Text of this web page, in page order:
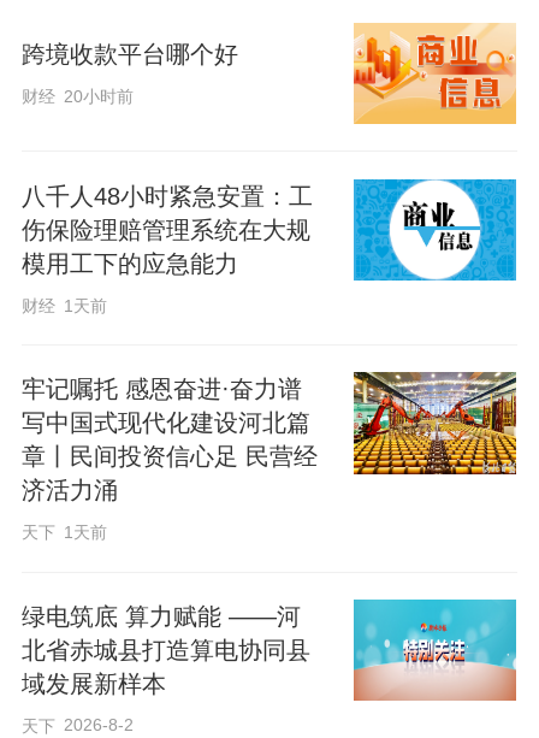
序引导村民开立并使用手机银行，实现银
行、商户、客户三方共赢。二是深耕社区
便民服务。主动对接辖内2家物业公司，为
物业缴费高峰驻点小区宣传20余次，现场
为业主激活手机银行，沉淀社区优质客
户。三是批量拓展文体客群。精准对接县
城健步行队、各村锣鼓队、舞蹈队等各类
推广手机银行等业务，借力文体队伍优
势，持续扩大县域电子银行用户规模。
压实层级督导机制，筑牢业务落地保障防
线。二季度以来，包联科室随同网点开展
点现场督导。同时建立三级递进式督办机
制，针对周指标滞后、连续半月推进乏
力、月度持续排名垫底的各网点分别由分
跨境收款平台哪个好
财经 20小时前
八千人48小时紧急安置：工
伤保险理赔管理系统在大规
模用工下的应急能力
财经 1天前
牢记嘱托 感恩奋进·奋力谱
写中国式现代化建设河北篇
章丨民间投资信心足 民营经
济活力涌
天下 1天前
绿电筑底 算力赋能 ——河
北省赤城县打造算电协同县
域发展新样本
天下 2026-8-2